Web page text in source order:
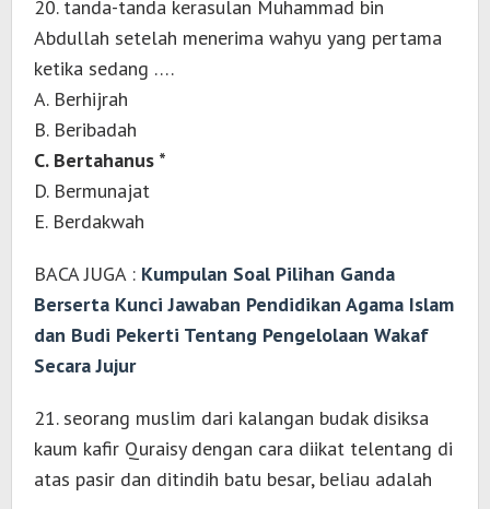
20. tanda-tanda kerasulan Muhammad bin
Abdullah setelah menerima wahyu yang pertama
ketika sedang ….
A. Berhijrah
B. Beribadah
C. Bertahanus *
D. Bermunajat
E. Berdakwah
BACA JUGA : Kumpulan Soal Pilihan Ganda
Berserta Kunci Jawaban Pendidikan Agama Islam
dan Budi Pekerti Tentang Pengelolaan Wakaf
Secara Jujur
21. seorang muslim dari kalangan budak disiksa
kaum kafir Quraisy dengan cara diikat telentang di
atas pasir dan ditindih batu besar, beliau adalah